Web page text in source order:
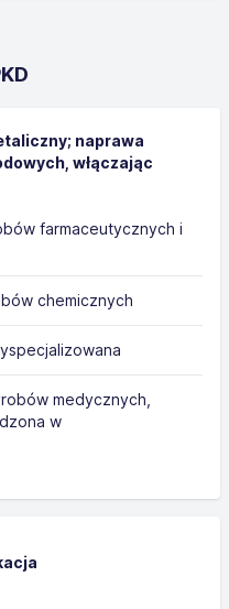
naprawa
włączając
farmaceutycznych i
chemicznych
medycznych,
w